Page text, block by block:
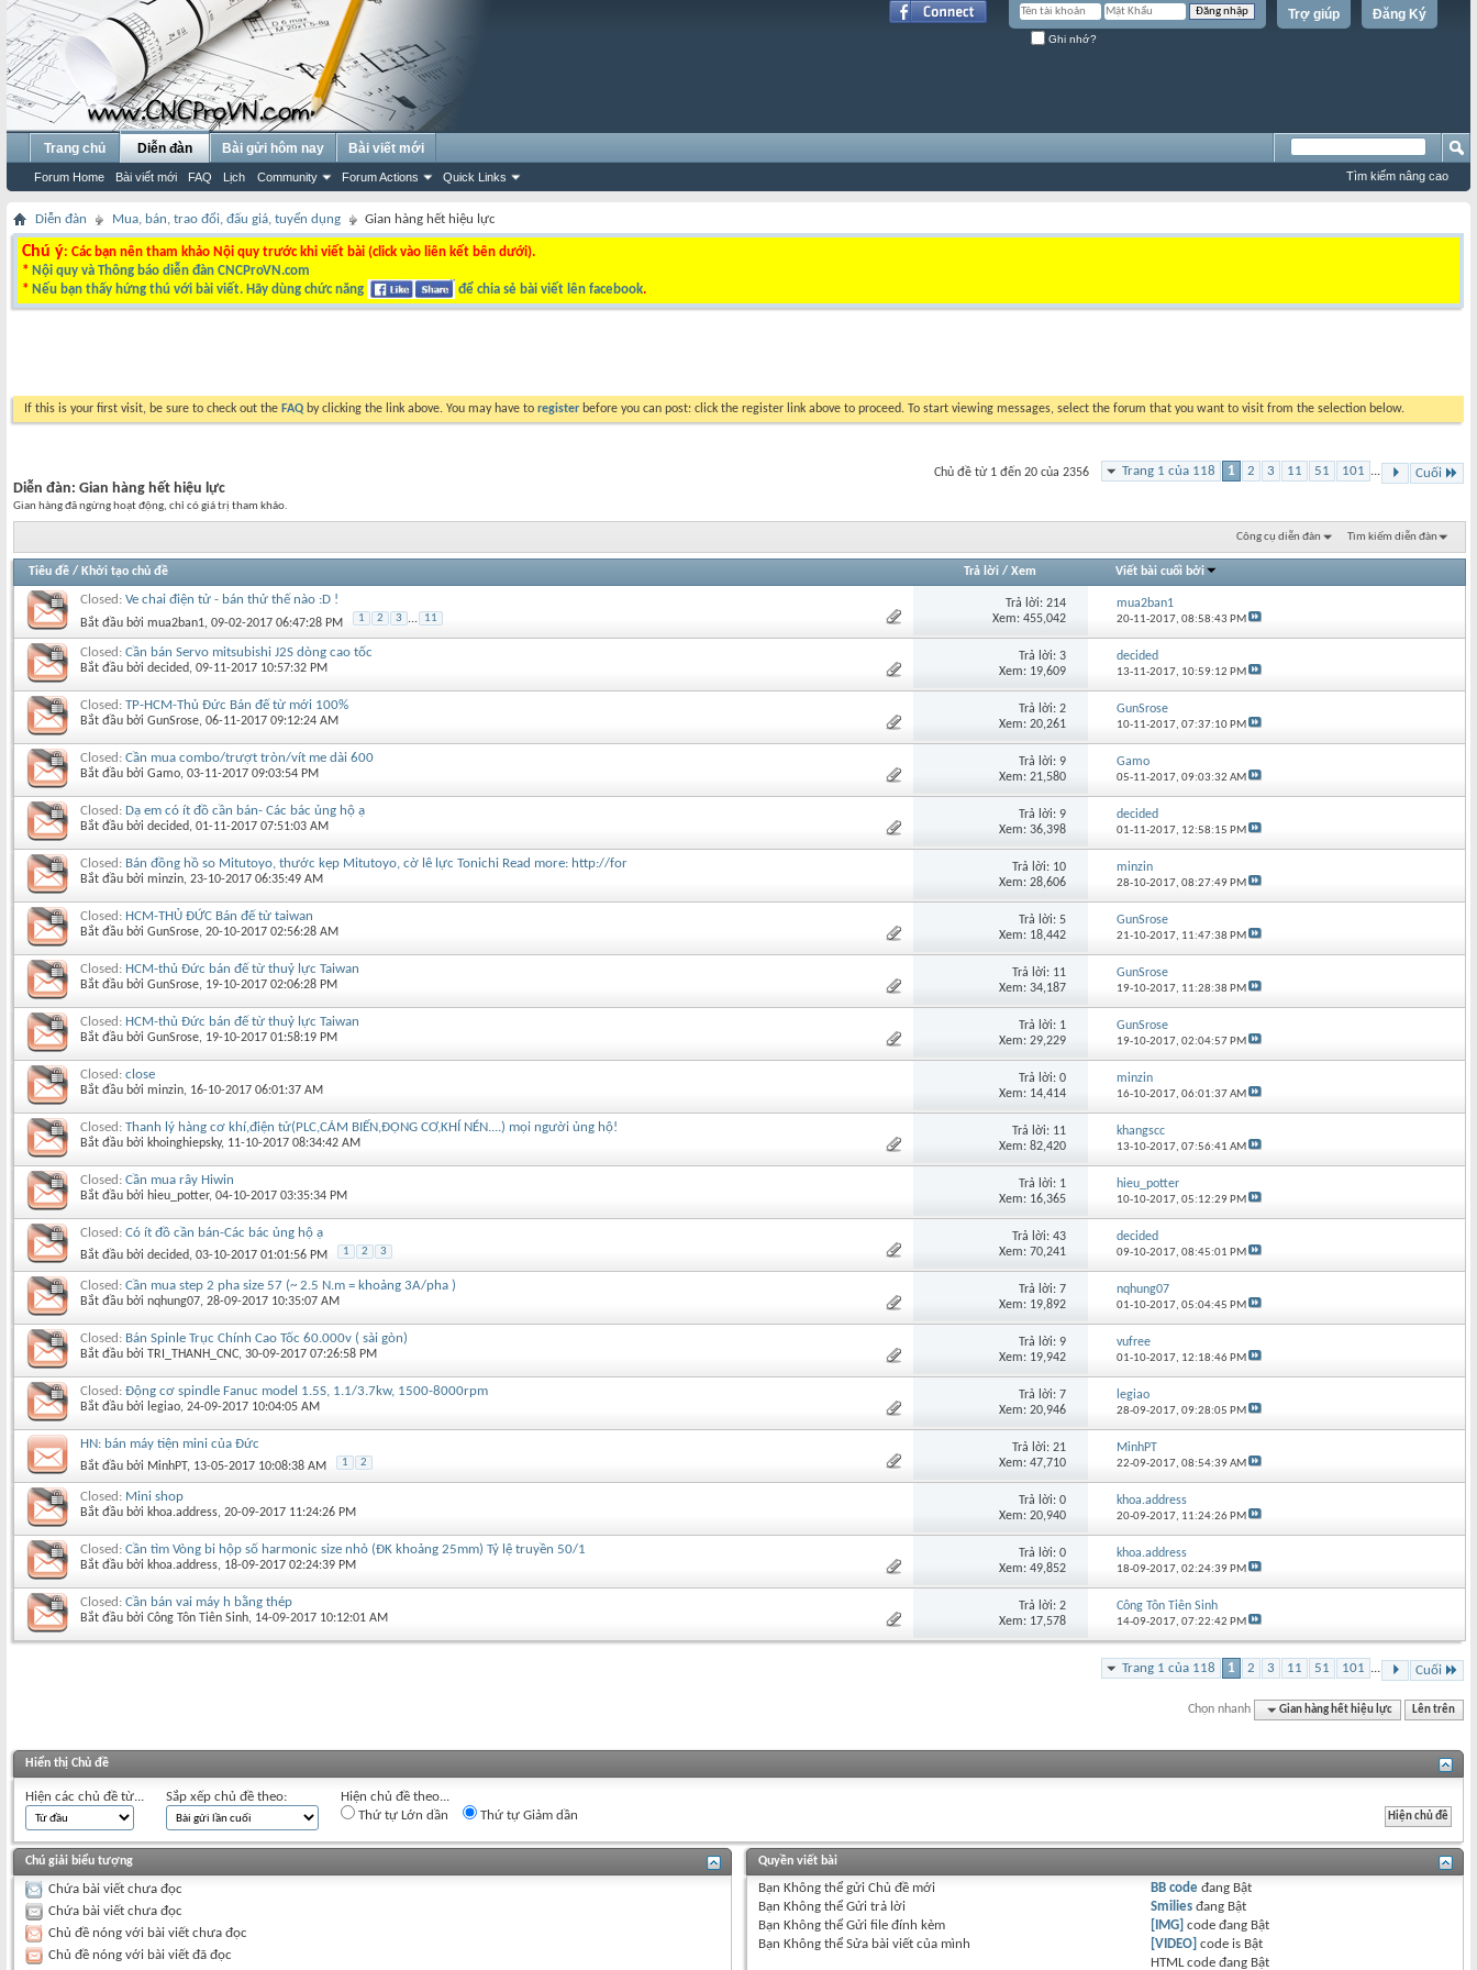
Đăng Ký
Trợ giúp
Ghi nhớ?
Trang chủ Diễn đàn
Forum Home Bài viết mới FAQ Lịch Community Forum Actions Quick Links
Bài gửi hôm nay Bài viết mới
Tìm kiếm nâng cao
Diễn đàn Mua, bán, trao đổi, đấu giá, tuyển dụng Gian hàng hết hiệu lực
Chú ý: Các bạn nên tham khảo Nội quy trước khi viết bài (click vào liên kết bên dưới).
* Nội quy và Thông báo diễn đàn CNCProVN.com
* Nếu bạn thấy hứng thú với bài viết. Hãy dùng chức năng để chia sẻ bài viết lên facebook.
If this is your first visit, be sure to check out the FAQ by clicking the link above. You may have to register before you can post: click the register link above to proceed. To start viewing messages, select the forum that you want to visit from the selection below.
Trang 1 của 118 1 2 3 11 51 101 ... Cuối
Chủ đề từ 1 đến 20 của 2356
Diễn đàn: Gian hàng hết hiệu lực
Gian hàng đã ngừng hoạt động, chỉ có giá trị tham khảo.
Công cụ diễn đàn Tìm kiếm diễn đàn
Tiêu đề / Khởi tạo chủ đề Trả lời/ Xem Viết bài cuối bởi
Closed: Ve chai điện tử - bán thử thế nào :D !
Bắt đầu bởi mua2ban1‎, 09-02-2017 06:47:28 PM 1 2 3 ... 11
Trả lời: 214
Xem: 455,042
mua2ban1
20-11-2017,08:58:43 PM
Closed: Cần bán Servo mitsubishi J2S dòng cao tốc
Bắt đầu bởi decided‎, 09-11-2017 10:57:32 PM
Trả lời: 3
Xem: 19,609
decided
13-11-2017, 10:59:12 PM
Closed: TP-HCM-Thủ Đức Bán đế từ mới 100%
Bắt đầu bởi GunSrose‎, 06-11-2017 09:12:24 AM
Trả lời: 2
Xem: 20,261
GunSrose
10-11-2017,07:37:10 PM
Closed: Cần mua combo/trượt tròn/vít me dài 600
Bắt đầu bởi Gamo‎, 03-11-2017 09:03:54 PM
Trả lời: 9
Xem: 21,580
Gamo
05-11-2017,09:03:32 AM
Closed: Dạ em có ít đồ cần bán- Các bác ủng hộ ạ
Bắt đầu bởi decided‎, 01-11-2017 07:51:03 AM
Trả lời: 9
Xem: 36,398
decided
01-11-2017, 12:58:15 PM
Closed: Bán đồng hồ so Mitutoyo, thước kẹp Mitutoyo, cờ lê lực Tonichi Read more: http://for
Bắt đầu bởi minzin‎, 23-10-2017 06:35:49 AM
Trả lời: 10
Xem: 28,606
minzin
28-10-2017,08:27:49 PM
Closed: HCM-THỦ ĐỨC Bán đế từ taiwan
Bắt đầu bởi GunSrose‎, 20-10-2017 02:56:28 AM
Trả lời: 5
Xem: 18,442
GunSrose
21-10-2017, 11:47:38 PM
Closed: HCM-thủ Đức bán đế từ thuỷ lực Taiwan
Bắt đầu bởi GunSrose‎, 19-10-2017 02:06:28 PM
Trả lời: 11
Xem: 34,187
GunSrose
19-10-2017, 11:28:38 PM
Closed: HCM-thủ Đức bán đế từ thuỷ lực Taiwan
Bắt đầu bởi GunSrose‎, 19-10-2017 01:58:19 PM
Trả lời: 1
Xem: 29,229
GunSrose
19-10-2017,02:04:57 PM
Closed: close
Bắt đầu bởi minzin‎, 16-10-2017 06:01:37 AM
Trả lời: 0
Xem: 14,414
minzin
16-10-2017,06:01:37 AM
Closed: Thanh lý hàng cơ khí,điện tử(PLC,CẢM BIẾN,ĐỘNG CƠ,KHÍ NÉN....) mọi người ủng hộ!
Bắt đầu bởi khoinghiepsky‎, 11-10-2017 08:34:42 AM
Trả lời: 11
Xem: 82,420
khangscc
13-10-2017,07:56:41 AM
Closed: Cần mua rây Hiwin
Bắt đầu bởi hieu_potter‎, 04-10-2017 03:35:34 PM
Trả lời: 1
Xem: 16,365
hieu_potter
10-10-2017,05:12:29 PM
Closed: Có ít đồ cần bán-Các bác ủng hộ ạ
Bắt đầu bởi decided‎, 03-10-2017 01:01:56 PM 1 2 3
Trả lời: 43
Xem: 70,241
decided
09-10-2017,08:45:01 PM
Closed: Cần mua step 2 pha size 57 (~ 2.5 N.m = khoảng 3A/pha )
Bắt đầu bởi nqhung07‎, 28-09-2017 10:35:07 AM
Trả lời: 7
Xem: 19,892
nqhung07
01-10-2017,05:04:45 PM
Closed: Bán Spinle Trục Chính Cao Tốc 60.000v ( sài gòn)
Bắt đầu bởi TRI_THANH_CNC‎, 30-09-2017 07:26:58 PM
Trả lời: 9
Xem: 19,942
vufree
01-10-2017, 12:18:46 PM
Closed: Động cơ spindle Fanuc model 1.5S, 1.1/3.7kw, 1500-8000rpm
Bắt đầu bởi legiao‎, 24-09-2017 10:04:05 AM
Trả lời: 7
Xem: 20,946
legiao
28-09-2017,09:28:05 PM
HN: bán máy tiện mini của Đức
Bắt đầu bởi MinhPT‎, 13-05-2017 10:08:38 AM 1 2
Trả lời: 21
Xem: 47,710
MinhPT
22-09-2017,08:54:39 AM
Closed: Mini shop
Bắt đầu bởi khoa.address‎, 20-09-2017 11:24:26 PM
Trả lời: 0
Xem: 20,940
khoa.address
20-09-2017, 11:24:26 PM
Closed: Cần tìm Vòng bi hộp số harmonic size nhỏ (ĐK khoảng 25mm) Tỷ lệ truyền 50/1
Bắt đầu bởi khoa.address‎, 18-09-2017 02:24:39 PM
Trả lời: 0
Xem: 49,852
khoa.address
18-09-2017,02:24:39 PM
Closed: Cần bán vai máy h bằng thép
Bắt đầu bởi Công Tôn Tiên Sinh‎, 14-09-2017 10:12:01 AM
Trả lời: 2
Xem: 17,578
Công Tôn Tiên Sinh
14-09-2017,07:22:42 PM
Trang 1 của 118 1 2 3 11 51 101 ... Cuối
Chọn nhanh Gian hàng hết hiệu lực Lên trên
Hiển thị Chủ đề
Hiện các chủ đề từ... Sắp xếp chủ đề theo:
Hiện chủ đề theo...
Thứ tự Lớn dần
Thứ tự Giảm dần
Chú giải biểu tượng
Chứa bài viết chưa đọc
Chứa bài viết chưa đọc
Chủ đề nóng với bài viết chưa đọc
Chủ đề nóng với bài viết đã đọc
Quyền viết bài
Bạn Không thểgửi Chủ đề mới
Bạn Không thểGửi trả lời
Bạn Không thểGửi file đính kèm
Bạn Không thểSửa bài viết của mình
BB code đang Bật
Smilies đang Bật
[IMG] code đang Bật
[VIDEO] code is Bật
HTML code đang Bật